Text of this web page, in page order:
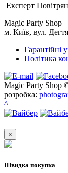
Експерт
Magic Party Shop
м. Київ, вул.
Гарантійні
Політика
Magic Party Shop
розробка:
^
×
Швидка покупка